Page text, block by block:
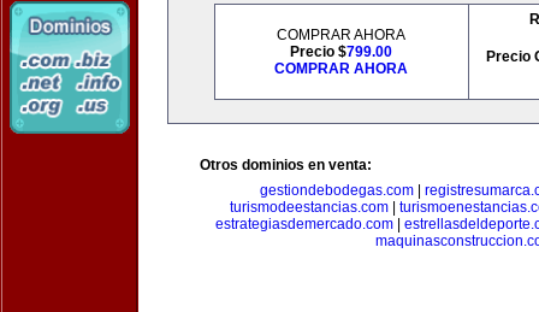
COMPRAR AHORA
Precio $799.00
COMPRAR AHORA
Precio
Otros dominios en venta:
gestiondebodegas.com|
turismodeestancias.com
estrategiasdemercado.com|